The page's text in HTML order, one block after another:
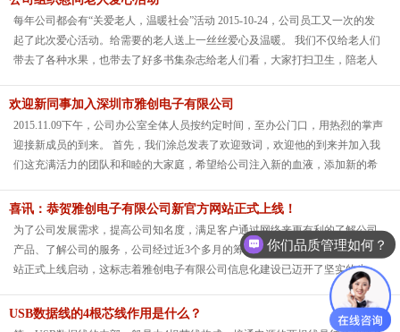
每年公司都会有“关爱老人，温暖社会”活动 2015-10-24，公司员工又一次的发
起了此次爱心活动。给需要的老人送上一丝丝爱心及温暖。 我们不仅给老人们
带去了各种水果，也带去了好多书集杂志给老人们看，大家打扫卫生，陪老人
欢迎新同事加入深圳市雅创电子有限公司
2015.11.09下午，公司办公室全体人员按约定时间，至办公门口，用热烈的掌声
迎接新成员的到来。 首先，我们涂总发表了欢迎致词，欢迎他的到来并加入我
们这充满活力的团队和和睦的大家庭，希望给公司注入新的血液，添加新的希
喜讯：恭贺雅创电子有限公司新官方网站正式上线！
为了公司发展需求，提高公司知名度，满足客户通过网络来更有利的了解公司
产品、了解公司的服务，公司经过近3个多月的筹备，在2015年12月30日公司网
站正式上线启动，这标志着雅创电子有限公司信息化建设已迈开了坚实的步
USB数据线的4根芯线作用是什么？
你们品质管理如何？